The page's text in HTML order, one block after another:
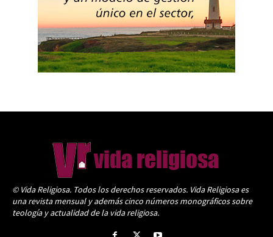
© Vida Religiosa. Todos los derechos reservados. Vida Religiosa es
una revista mensual y además cinco números monográficos sobre
teología y actualidad de la vida religiosa.